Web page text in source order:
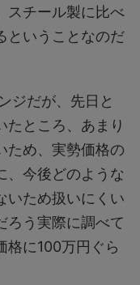
スチール製に比べ
ということなのだ
ジだが、先日と
たところ、あまり
ため、実勢価格の
、今後どのような
いため扱いにくい
ろう実際に調べて
格に100万円ぐら